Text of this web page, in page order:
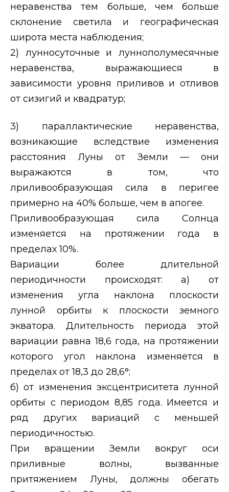
неравенства тем больше, чем больше
склонение светила и географическая
широта места наблюдения;
2) лунносуточные и луннополумесячные
неравенства, выражающиеся в
зависимости уровня приливов и отливов
от сизигий и квадратур;
3) параллактические неравенства,
возникающие вследствие изменения
расстояния Луны от Земли — они
выражаются в том, что
лриливообразующая сила в перигее
примерно на 40% больше, чем в апогее.
Приливообразующая сила Солнца
изменяется на протяжении года в
пределах 10%.
Вариации более длительной
периодичности происходят: а) от
изменения угла наклона плоскости
лунной орбиты к плоскости земного
экватора. Длительность периода этой
вариации равна 18,6 года, на протяжении
которого угол наклона изменяется в
пределах от 18,3 до 28,6°;
б) от изменения эксцентриситета лунной
орбиты с периодом 8,85 года. Имеется и
ряд других вариаций с меньшей
периодичностью.
При вращении Земли вокруг оси
приливные волны, вызванные
притяжением Луны, должны обегать